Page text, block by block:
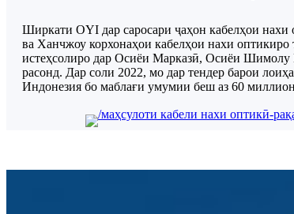
Ширкати OYI дар саросари ҷаҳон кабелҳои нахи
ва Ханчжоу корхонаҳои кабелҳои нахи оптикиро
истеҳсолиро дар Осиёи Марказӣ, Осиёи
расонд. Дар соли 2022, мо дар тендер барои
Индонезия бо маблағи умумии беш аз 60